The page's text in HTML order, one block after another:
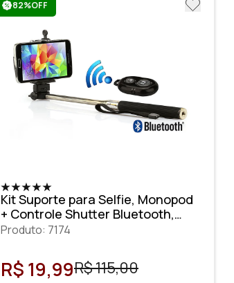
82%OFF
Kit Suporte para Selfie, Monopod
+ Controle Shutter Bluetooth,
Preto
Produto: 7174
R$ 19,99R$ 115,00